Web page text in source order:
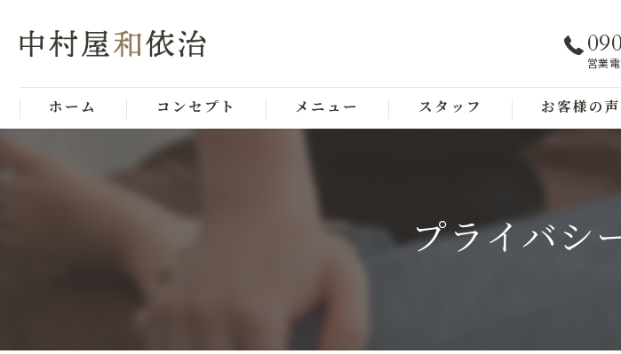
営業
ホーム コンセプト メニュー スタッフ お客様の声
プライバシ